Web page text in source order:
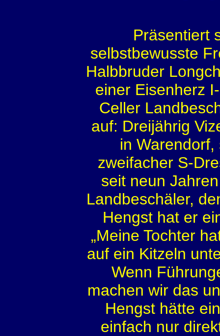
Präsentiert
selbstbewusste
Halbbruder
einer Eisenherz
Celler
auf: Dreijährig
in
zweifacher S-
seit neun
Landbeschäler,
Hengst hat er
„Meine Tochter
auf ein Kitzeln
Wenn
machen wir das
Hengst hätte
einfach nur